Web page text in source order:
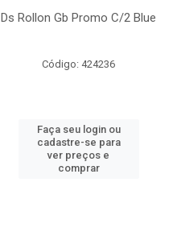
Ds Rollon Gb Promo C/2 Blue
Código: 424236
Faça seu login ou
cadastre-se para
ver preços e
comprar